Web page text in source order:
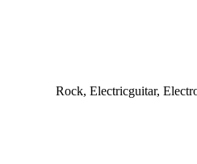
Rock, Electricguitar,